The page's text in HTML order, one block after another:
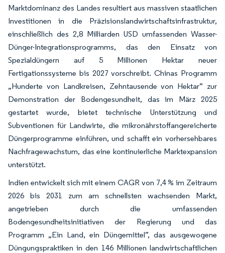
Marktdominanz des Landes resultiert aus massiven staatlichen
Investitionen in die Präzisionslandwirtschaftsinfrastruktur,
einschließlich des 2,8 Milliarden USD umfassenden Wasser-
Dünger-Integrationsprogramms, das den Einsatz von
Spezialdüngern auf 5 Millionen Hektar neuer
Fertigationssysteme bis 2027 vorschreibt. Chinas Programm
„Hunderte von Landkreisen, Zehntausende von Hektar” zur
Demonstration der Bodengesundheit, das im März 2025
gestartet wurde, bietet technische Unterstützung und
Subventionen für Landwirte, die mikronährstoffangereicherte
Düngerprogramme einführen, und schafft ein vorhersehbares
Nachfragewachstum, das eine kontinuierliche Marktexpansion
unterstützt.
Indien entwickelt sich mit einem CAGR von 7,4 % im Zeitraum
2026 bis 2031 zum am schnellsten wachsenden Markt,
angetrieben durch die umfassenden
Bodengesundheitsinitiativen der Regierung und das
Programm „Ein Land, ein Düngemittel”, das ausgewogene
Düngungspraktiken in den 146 Millionen landwirtschaftlichen